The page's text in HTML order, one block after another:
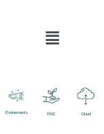
Événements RSE Cloud